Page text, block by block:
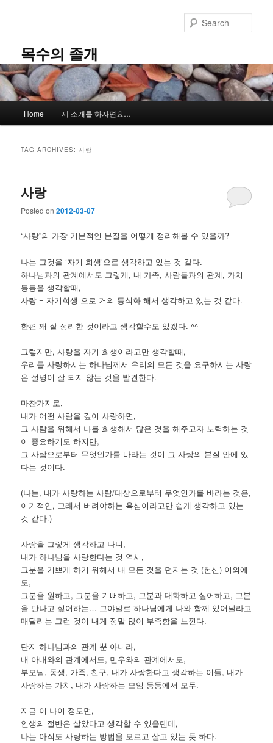
content
content목수의 졸개
Home 제 소개를 하자면요…
TAG ARCHIVES:사랑
사랑
Posted on2012-03-07
“사랑”의 가장 기본적인 본질을 어떻게 정리해볼 수 있을까?
나는 그것을 ‘자기 희생’으로 생각하고 있는 것 같다.
하나님과의 관계에서도 그렇게, 내 가족, 사람들과의 관계, 가치
등등을 생각할때,
사랑 = 자기희생 으로 거의 등식화 해서 생각하고 있는 것 같다.
한편 꽤 잘 정리한 것이라고 생각할수도 있겠다. ^^
그렇지만, 사랑을 자기 희생이라고만 생각할때,
우리를 사랑하시는 하나님께서 우리의 모든 것을 요구하시는 사랑
은 설명이 잘 되지 않는 것을 발견한다.
마찬가지로,
내가 어떤 사람을 깊이 사랑하면,
그 사람을 위해서 나를 희생해서 많은 것을 해주고자 노력하는 것
이 중요하기도 하지만,
그 사람으로부터 무엇인가를 바라는 것이 그 사랑의 본질 안에 있
다는 것이다.
(나는, 내가 사랑하는 사람/대상으로부터 무엇인가를 바라는 것은,
이기적인, 그래서 버려야하는 욕심이라고만 쉽게 생각하고 있는
것 같다.)
사랑을 그렇게 생각하고 나니,
내가 하나님을 사랑한다는 것 역시,
그분을 기쁘게 하기 위해서 내 모든 것을 던지는 것 (헌신) 이외에
도,
그분을 원하고, 그분을 기뻐하고, 그분과 대화하고 싶어하고, 그분
을 만나고 싶어하는… 그야말로 하나님에게 나와 함께 있어달라고
매달리는 그런 것이 내게 정말 많이 부족함을 느낀다.
단지 하나님과의 관계 뿐 아니라,
내 아내와의 관계에서도, 민우와의 관계에서도,
부모님, 동생, 가족, 친구, 내가 사랑한다고 생각하는 이들, 내가
사랑하는 가치, 내가 사랑하는 모임 등등에서 모두.
지금 이 나이 정도면,
인생의 절반은 살았다고 생각할 수 있을텐데,
나는 아직도 사랑하는 방법을 모르고 살고 있는 듯 하다.